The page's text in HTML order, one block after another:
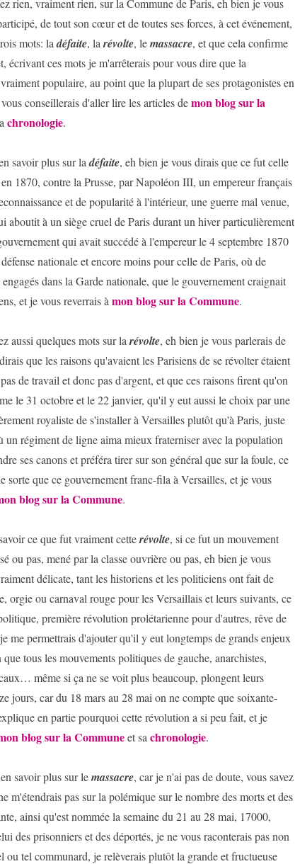
rien, vraiment rien, sur la Commune de Paris, eh bien je vous
de tout son cœur et de toutes ses forces, à cet événement,
mots: ladéfaite, la révolte, lemassacre, et que cela confirme
écrivant ces mots je m'arrêterais pour vous dire que la
populaire, au point que la plupart de ses protagonistes en
conseillerais d'aller lire les articles demon blog sur la
chronologie.
savoir plus sur ladéfaite, eh bien je vous dirais que ce fut celle
1870, contre la Prusse, par Napoléon III, un empereur français
et de popularité à l'intérieur, une guerre mal venue,
aboutit à un siège cruel de Paris durant un hiver particulièrement
qui avait succédé à l'empereur le 4 septembre 1870
nationale et encore moins pour celle de Paris, où de
dans la Garde nationale, que le gouvernement craignait
et je vous reverrais à mon blog sur la Commune.
aussi quelques mots sur la révolte, eh bien je vous parlerais de
que les raisons qu'avaient les Parisiens de se révolter étaient
de travail et donc pas d'argent, et que ces raisons firent qu'on
le 31 octobre et le 22 janvier, qu'il y eut aussi le choix par une
royaliste de s'installer à Versailles plutôt qu'à Paris, juste
un régiment de ligne aima mieux fraterniser avec la population
ses canons et préféra tirer sur son général que sur la foule, ce
sorte que ce gouvernement franc-fila à Versailles, et je vous
blog sur la Commune.
ce que fut vraiment cetterévolte, si ce fut un mouvement
ou pas, mené par la classe ouvrière ou pas, eh bien je vous
délicate, tant les historiens et les politiciens ont fait de
orgie ou carnaval rouge pour les Versaillais et leurs suivants, ce
première révolution prolétarienne pour d'autres, rêve de
me permettrais d'ajouter qu'il y eut longtemps de grands enjeux
tous les mouvements politiques de gauche, anarchistes,
même si ça ne se voit plus beaucoup, plongent leurs
jours, car du 18 mars au 28 mai on ne compte que soixante-
en partie pourquoi cette révolution a si peu fait, et je
blog sur la Communeet sa chronologie.
savoir plus sur lemassacre, car je n'ai pas de doute, vous savez
m'étendrais pas sur la polémique sur le nombre des morts et des
ainsi qu'est nommée la semaine du 21 au 28 mai, 17000,
des prisonniers et des déportés, je ne vous raconterais pas non
ou tel communard, je relèverais plutôt la grande et fructueuse